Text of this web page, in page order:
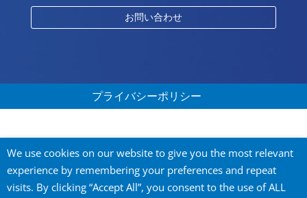
お問い合わせ
プライバシーポリシー
©2026 City of Yokohama Global Offices. All
rights reserved.
We use cookies on our website to give you the most relevant
experience by remembering your preferences and repeat
visits. By clicking “Accept All”, you consent to the use of ALL